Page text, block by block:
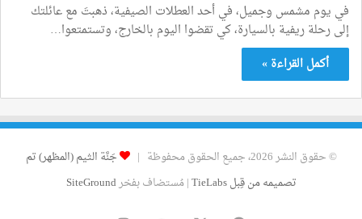
في يوم مشمس وجميل، في أحد العطلات الصيفية، ذهبتَ مع عائلتك
إلى رحلة ريفية بالسيارة، كي تقضوا اليوم بالخارج، وتستمتعوا…
أكمل القراءة »
© حقوق النشر 2026، جميع الحقوق محفوظة |
جَنَّة الثيم (المظهر) تم
تصميمه من قِبل TieLabs
| مُستضاف بفخرSiteGround